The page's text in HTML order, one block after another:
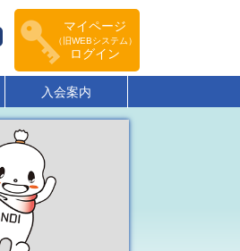
マイページ
（旧WEBシステム）
ログイン
入会案内